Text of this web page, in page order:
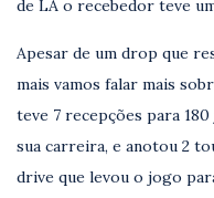
de LA o recebedor teve
Apesar de um drop que
mais vamos falar mais
teve 7 recepções para
sua carreira, e anotou 2
drive que levou o jogo